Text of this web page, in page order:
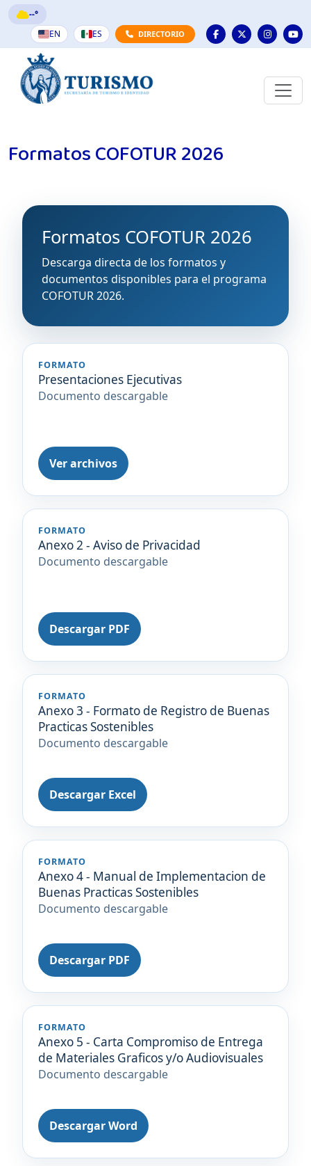
--°
EN
ES DIRECTORIO
Formatos COFOTUR 2026
Formatos COFOTUR 2026
Descarga directa de los formatos y
documentos disponibles para el programa
COFOTUR 2026.
FORMATO
Presentaciones Ejecutivas
Documento descargable
Ver archivos
FORMATO
Anexo 2 - Aviso de Privacidad
Documento descargable
Descargar PDF
FORMATO
Anexo 3 - Formato de Registro de Buenas
Practicas Sostenibles
Documento descargable
Descargar Excel
FORMATO
Anexo 4 - Manual de Implementacion de
Buenas Practicas Sostenibles
Documento descargable
Descargar PDF
FORMATO
Anexo 5 - Carta Compromiso de Entrega
de Materiales Graficos y/o Audiovisuales
Documento descargable
Descargar Word